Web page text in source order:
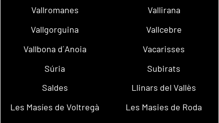
Vallromanes
Vallirana
Vallgorguina
Vallcebre
Vallbona d´Anoia
Vacarisses
Súria
Subirats
Saldes
Llinars del Vallès
Les Masíes de Voltregà
Les Masies de Roda